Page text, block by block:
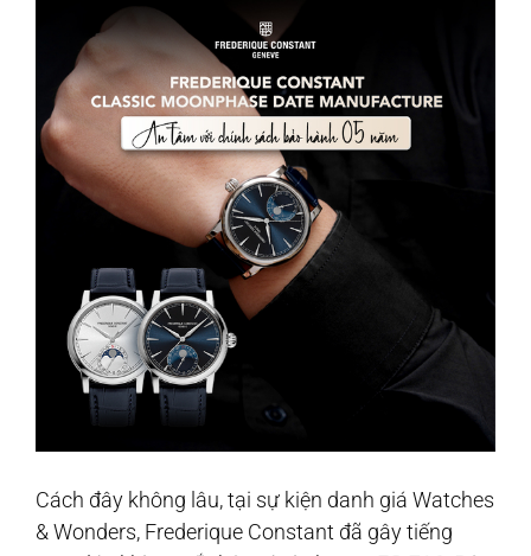
Cách đây không lâu, tại sự kiện danh giá Watches
& Wonders, Frederique Constant đã gây tiếng